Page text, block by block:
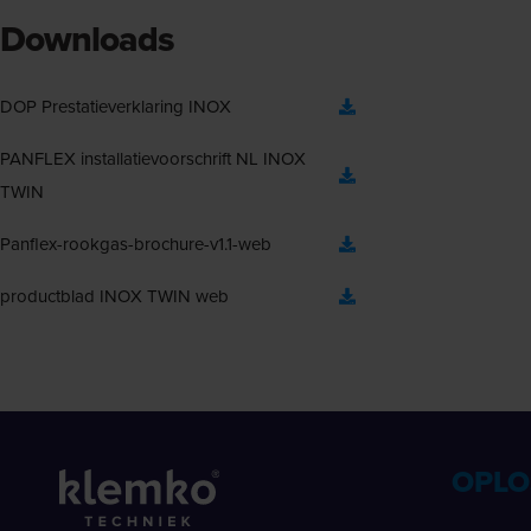
Downloads
DOP Prestatieverklaring INOX
PANFLEX installatievoorschrift NL INOX
TWIN
Panflex-rookgas-brochure-v1.1-web
productblad INOX TWIN web